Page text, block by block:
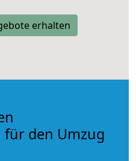
erhalten
für den Umzug